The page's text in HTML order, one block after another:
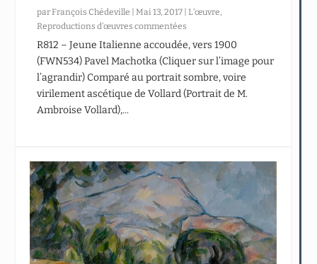
parFrançois Chédeville |Mai 13, 2017 |L’œuvre,
Reproductions d’œuvres commentées
R812 – Jeune Italienne accoudée, vers 1900
(FWN534) Pavel Machotka (Cliquer sur l’image pour
l’agrandir) Comparé au portrait sombre, voire
virilement ascétique de Vollard (Portrait de M.
Ambroise Vollard),...